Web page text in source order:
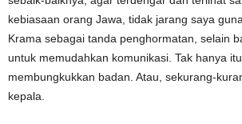
kebiasaan orang Jawa, tidak jarang saya
Krama sebagai tanda penghormatan, selain
untuk memudahkan komunikasi. Tak hanya
membungkukkan badan. Atau, sekurang-
kepala.